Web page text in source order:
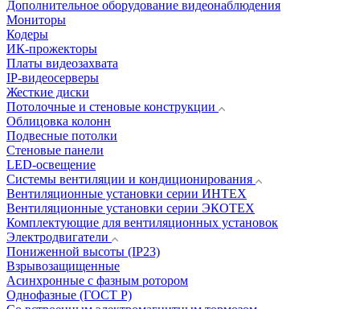
Дополнительное оборудование видеонаблюдения
Мониторы
Кодеры
ИК-прожекторы
Платы видеозахвата
IP-видеосерверы
Жесткие диски
Потолочные и стеновые конструкции
Облицовка колонн
Подвесные потолки
Стеновые панели
LED-освещение
Системы вентиляции и кондиционирования
Вентиляционные установки серии ИНТЕХ
Вентиляционные установки серии ЭКОТЕХ
Комплектующие для вентиляционных установок
Электродвигатели
Пониженной высоты (IP23)
Взрывозащищенные
Асинхронные с фазным ротором
Однофазные (ГОСТ Р)